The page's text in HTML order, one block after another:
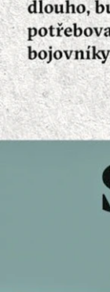
25. 8. 2018•
Kdy